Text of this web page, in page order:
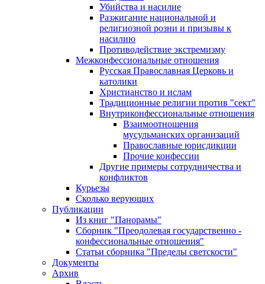
Убийства и насилие
Разжигание национальной и
религиозной розни и призывы к
насилию
Противодействие экстремизму
Межконфессиональные отношения
Русская Православная Церковь и
католики
Христианство и ислам
Традиционные религии против "сект"
Внутриконфессиональные отношения
Взаимоотношения
мусульманских организаций
Православные юрисдикции
Прочие конфессии
Другие примеры сотрудничества и
конфликтов
Курьезы
Сколько верующих
Публикации
Из книг "Панорамы"
Сборник "Преодолевая государственно -
конфессиональные отношения"
Статьи сборника "Пределы светскости"
Документы
Архив